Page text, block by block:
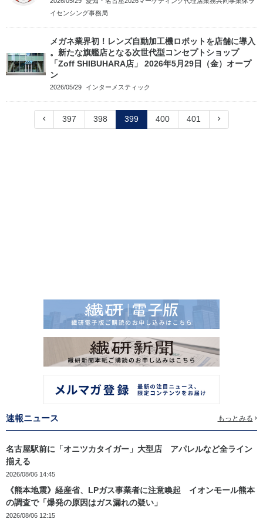
イセンシング事務局
メガネ業界初！レンズ自動加工機ロボットを店舗に導入
。新たな旗艦店となる次世代型コンセプトショップ
「Zoff SHIBUHARA店」 2026年5月29日（金）オープ
ン
2026/05/29 インターメスティック
397 398 399 400 401
速報ニュース もっとみる
名古屋駅前に「オニツカタイガー」大型店 アパレルなど全ライン
揃える
2026/08/06 14:45
《熊本地震》経産省、LPガス事業者に注意喚起 イオンモール熊本
の調査で「爆発の原因はガス漏れの疑い」
2026/08/06 12:15